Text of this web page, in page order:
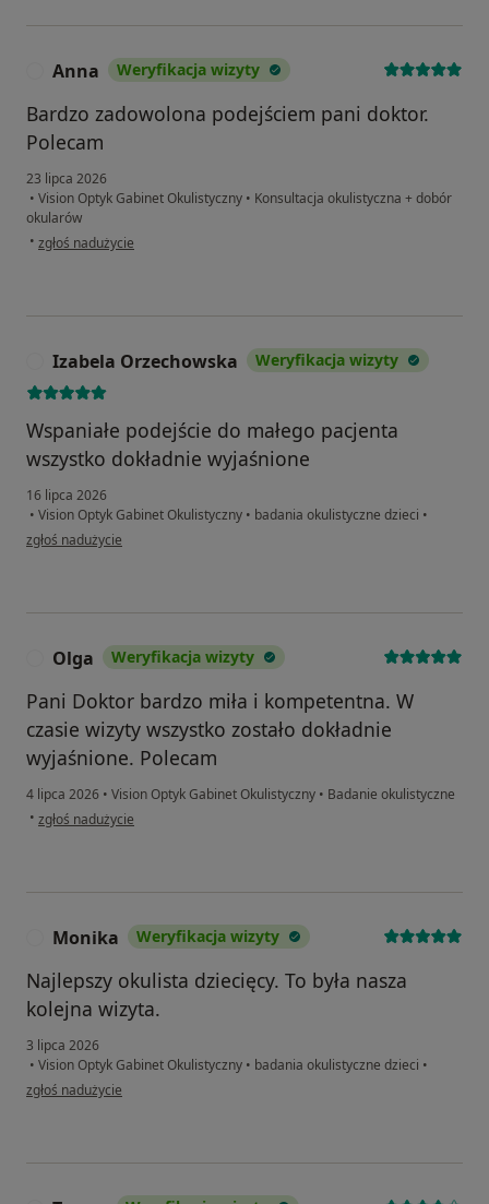
Anna Weryfikacja wizyty
Bardzo zadowolona podejściem pani doktor.
Polecam
23 lipca 2026
• Vision Optyk Gabinet Okulistyczny • Konsultacja okulistyczna + dobór
okularów
• w opinii użytkownika Anna
zgłoś nadużycie
Izabela Orzechowska Weryfikacja wizyty
Wspaniałe podejście do małego pacjenta
wszystko dokładnie wyjaśnione
16 lipca 2026
• Vision Optyk Gabinet Okulistyczny • badania okulistyczne dzieci •
w opinii użytkownika Izabela Orzechowska
zgłoś nadużycie
Olga Weryfikacja wizyty
Pani Doktor bardzo miła i kompetentna. W
czasie wizyty wszystko zostało dokładnie
wyjaśnione. Polecam
4 lipca 2026 • Vision Optyk Gabinet Okulistyczny • Badanie okulistyczne
• w opinii użytkownika Olga
zgłoś nadużycie
Monika Weryfikacja wizyty
Najlepszy okulista dziecięcy. To była nasza
kolejna wizyta.
3 lipca 2026
• Vision Optyk Gabinet Okulistyczny • badania okulistyczne dzieci •
w opinii użytkownika Monika
zgłoś nadużycie